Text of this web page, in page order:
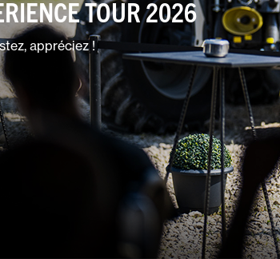
TOUR 2026
appréciez !